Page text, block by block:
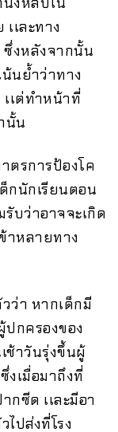
เละทาง
ซึ่งหลังจากนั้น
นย้ำว่าทาง
เต่ทำหน้าที่
นั้น
ตรการป้องโค
กนักเรียนตอน
รับว่าอาจจะเกิด
าหลายทาง
วว่า หากเด็กมี
ปกครองของ
ช้าวันรุ่งขึ้นผู้
งเมื่อมาถึงที่
กซีด เเละมีอา
ไปส่งที่โรง